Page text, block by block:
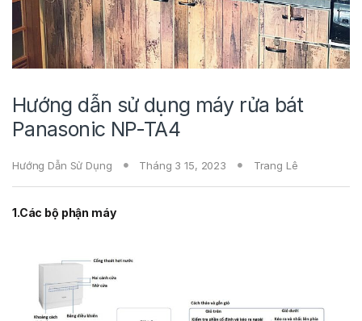
Hướng dẫn sử dụng máy rửa bát
Panasonic NP-TA4
Hướng Dẫn Sử Dụng Tháng 3 15, 2023 Trang Lê
1.Các bộ phận máy